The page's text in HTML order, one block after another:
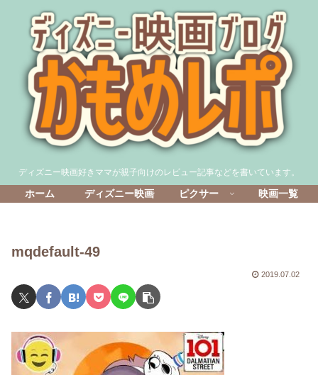
ディズニー映画好きママが親子向けのレビュー記事などを書いています。
ホーム ディズニー映画 ピクサー 映画一覧
mqdefault-49
2019.07.02